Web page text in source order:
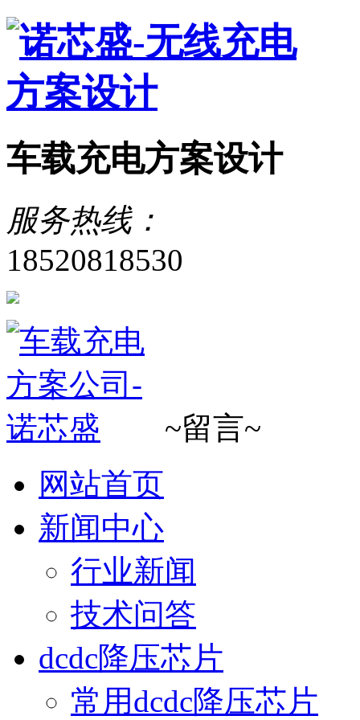
车载充电方案设计
服务热线：
18520818530
~留言~
网站首页
新闻中心
行业新闻
技术问答
dcdc降压芯片
常用dcdc降压芯片